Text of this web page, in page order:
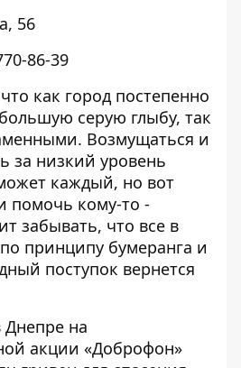
56
86-39
как город постепенно
серую глыбу, так
Возмущаться и
за низкий уровень
каждый, но вот
помочь кому-то -
забывать, что все в
принципу бумеранга и
поступок вернется
Днепре на
акции «Доброфон»